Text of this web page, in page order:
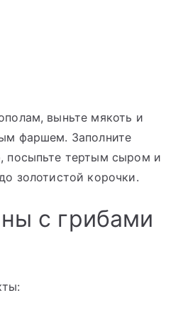
выньте мякоть и
фаршем. Заполните
посыпьте тертым сыром и
золотистой корочки.
с грибами